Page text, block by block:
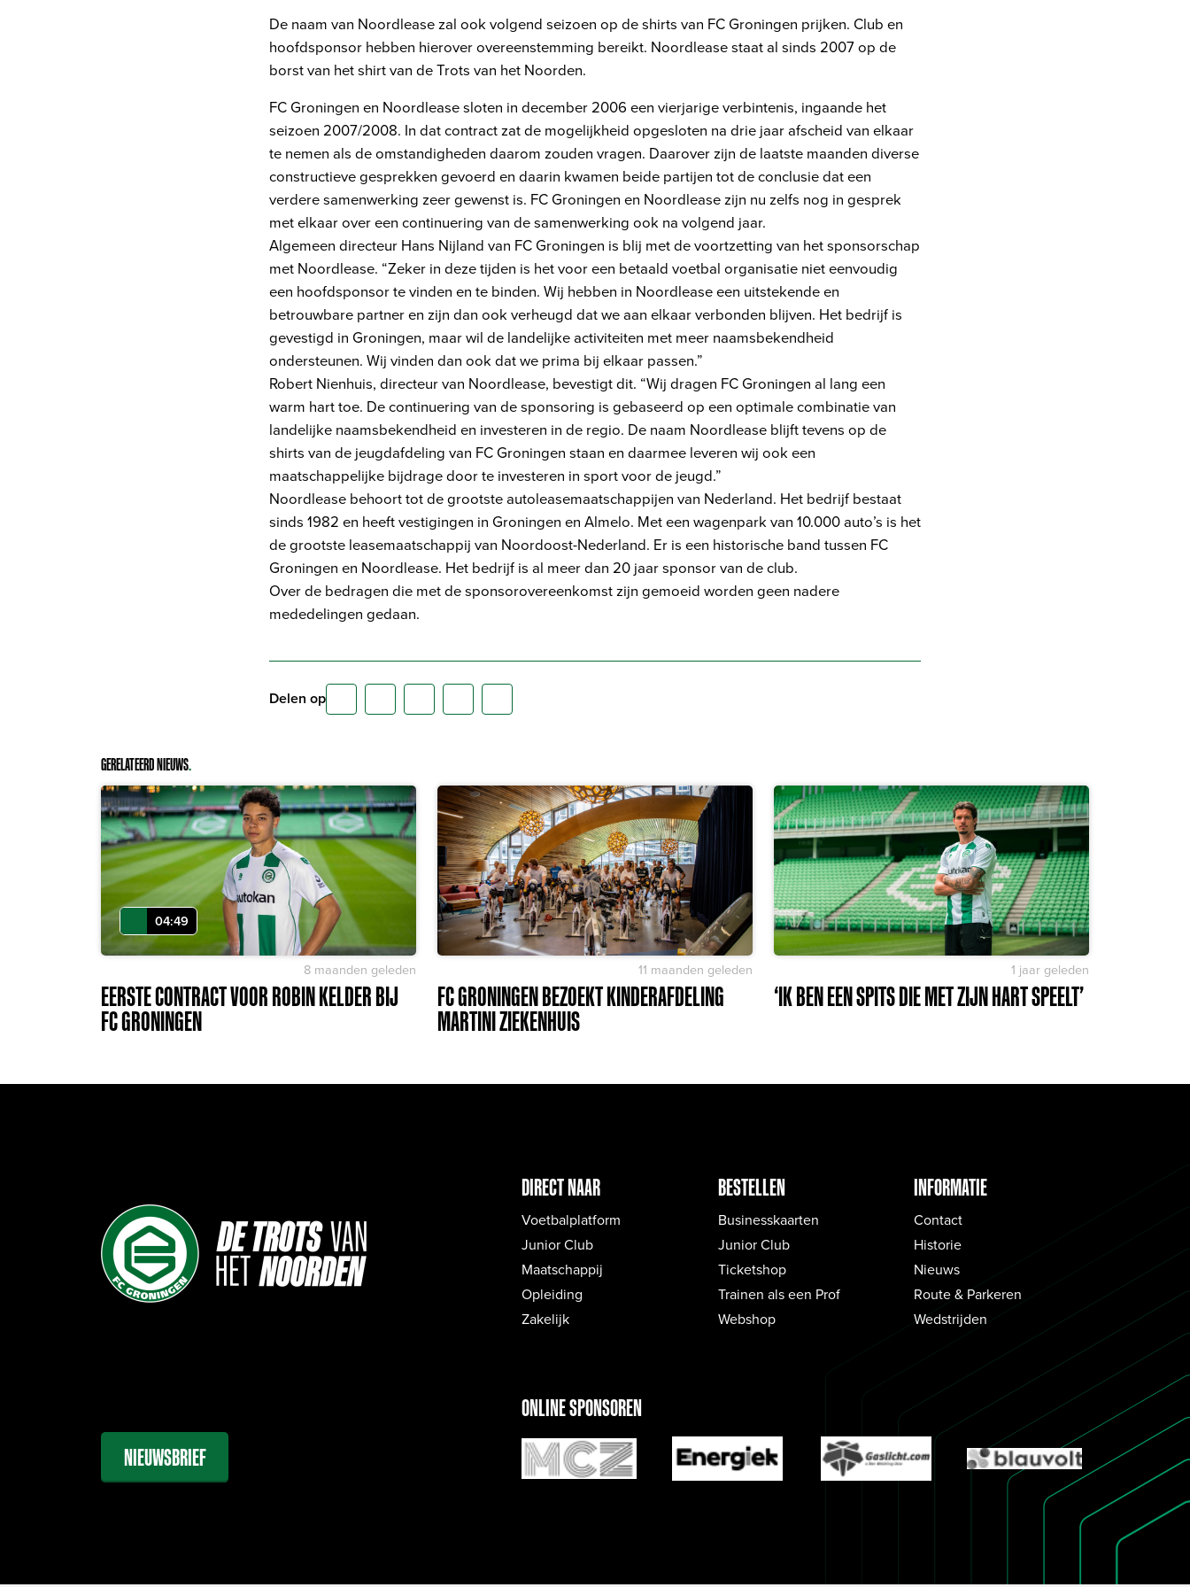
De naam van Noordlease zal ook volgend seizoen op de shirts van FC Groningen prijken. Club en
hoofdsponsor hebben hierover overeenstemming bereikt. Noordlease staat al sinds 2007 op de
borst van het shirt van de Trots van het Noorden.
FC Groningen en Noordlease sloten in december 2006 een vierjarige verbintenis, ingaande het
seizoen 2007/2008. In dat contract zat de mogelijkheid opgesloten na drie jaar afscheid van elkaar
te nemen als de omstandigheden daarom zouden vragen. Daarover zijn de laatste maanden diverse
constructieve gesprekken gevoerd en daarin kwamen beide partijen tot de conclusie dat een
verdere samenwerking zeer gewenst is. FC Groningen en Noordlease zijn nu zelfs nog in gesprek
met elkaar over een continuering van de samenwerking ook na volgend jaar.
Algemeen directeur Hans Nijland van FC Groningen is blij met de voortzetting van het sponsorschap
met Noordlease. “Zeker in deze tijden is het voor een betaald voetbal organisatie niet eenvoudig
een hoofdsponsor te vinden en te binden. Wij hebben in Noordlease een uitstekende en
betrouwbare partner en zijn dan ook verheugd dat we aan elkaar verbonden blijven. Het bedrijf is
gevestigd in Groningen, maar wil de landelijke activiteiten met meer naamsbekendheid
ondersteunen. Wij vinden dan ook dat we prima bij elkaar passen.”
Robert Nienhuis, directeur van Noordlease, bevestigt dit. “Wij dragen FC Groningen al lang een
warm hart toe. De continuering van de sponsoring is gebaseerd op een optimale combinatie van
landelijke naamsbekendheid en investeren in de regio. De naam Noordlease blijft tevens op de
shirts van de jeugdafdeling van FC Groningen staan en daarmee leveren wij ook een
maatschappelijke bijdrage door te investeren in sport voor de jeugd.”
Noordlease behoort tot de grootste autoleasemaatschappijen van Nederland. Het bedrijf bestaat
sinds 1982 en heeft vestigingen in Groningen en Almelo. Met een wagenpark van 10.000 auto’s is het
de grootste leasemaatschappij van Noordoost-Nederland. Er is een historische band tussen FC
Groningen en Noordlease. Het bedrijf is al meer dan 20 jaar sponsor van de club.
Over de bedragen die met de sponsorovereenkomst zijn gemoeid worden geen nadere
mededelingen gedaan.
Delen op
GERELATEERD NIEUWS.
04:49
8 maanden geleden
EERSTE CONTRACT VOOR ROBIN KELDER BIJ
FC GRONINGEN
11 maanden geleden
FC GRONINGEN BEZOEKT KINDERAFDELING
MARTINI ZIEKENHUIS
1 jaar geleden
‘IK BEN EEN SPITS DIE MET ZIJN HART SPEELT’
DIRECT NAAR
Voetbalplatform
Junior Club
Maatschappij
Opleiding
Zakelijk
BESTELLEN
Businesskaarten
Junior Club
Ticketshop
Trainen als een Prof
Webshop
INFORMATIE
Contact
Historie
Nieuws
Route & Parkeren
Wedstrijden
NIEUWSBRIEF
ONLINE SPONSOREN